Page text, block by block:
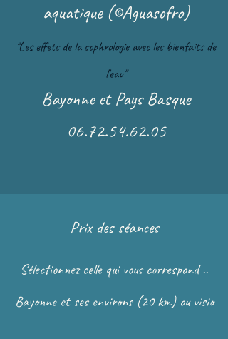
aquatique (©Aguasofro)
"Les effets de la sophrologie avec les bienfaits de
l'eau"
Bayonne et Pays Basque
06.72.54.62.05
Prix des séances
Sélectionnez celle qui vous correspond ..
Bayonne et ses environs (20 km) ou visio